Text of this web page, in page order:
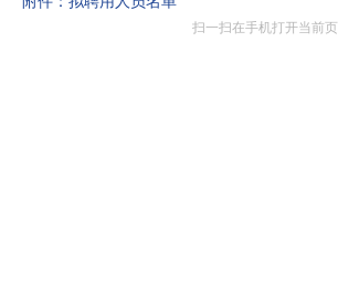
扫一扫在手机打开当前页